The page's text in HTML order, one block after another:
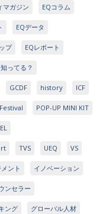
マガジン EQコラム
EQデータ
プ EQレポート
ってる？
GCDF history ICF
POP-UP MINI KIT
TVS UEQ VS
ント イノベーション
ンセラー
ング グローバル人材